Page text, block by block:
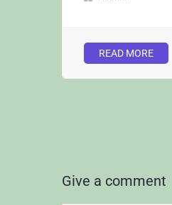
READ MORE
Give a comment